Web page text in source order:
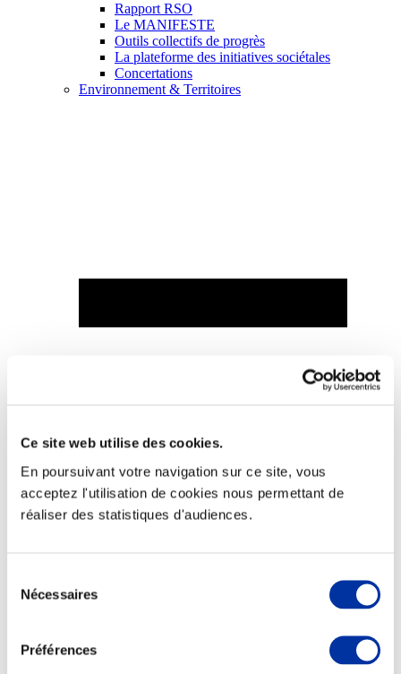
Ce site web utilise des cookies.
En poursuivant votre navigation sur ce site, vous
acceptez l'utilisation de cookies nous permettant de
réaliser des statistiques d'audiences.
Nécessaires
Préférences
Rapport RSO
Le MANIFESTE
Outils collectifs de progrès
La plateforme des initiatives sociétales
Concertations
Environnement & Territoires
Economie de ressources
Bien-être, Protection et Santé des animaux